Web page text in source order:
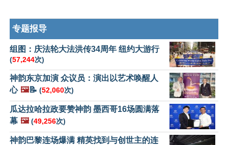
专题报导
组图：庆法轮大法洪传34周年 纽约大游行
(57,244次)
神韵东京加演 众议员：演出以艺术唤醒人
心 🖼️📝 (52,060次)
瓜达拉哈拉政要赞神韵 墨西哥16场圆满落
幕 🖼️ (49,256次)
神韵巴黎连场爆满 精英找到与创世主的连